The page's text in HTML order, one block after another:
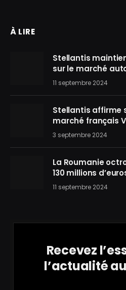
À LIRE
Stellantis
sur le marché
11 septembre 2024
Stellantis affirme
marché français
3 septembre 2024
La Roumanie
130 millions
11 septembre 2024
Recevez
l’actualité